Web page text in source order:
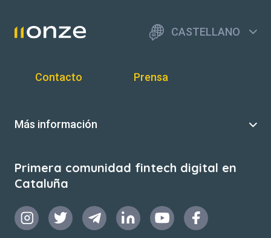
CASTELLANO
Contacto Prensa
Más información
Primera comunidad fintech digital en
Cataluña